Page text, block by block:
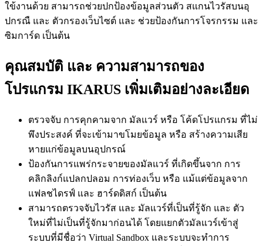
ใข้งานด้วย สามารถช่วยปกป้องข้อมูลส่วนตัว สแกนไวรัสบนอุ
ปกรณื และ ตัวกรองเว็บไซต์ และ ช่วยป้องกันการโจรกรรม และ
ซิมการ์ด เป็นต้น
คุณสมบัติ และ ความสามารถของ
โปรแกรม IKARUS เพิ่มเติมอย่างละเอียด
ตรวจจับ การคุกคามจาก มัลแวร์ หรือ โค้ดโปรแกรม ที่ไม่
พึงประสงค์ ที่จะเข้ามาขโมยข้อมูล หรือ สร้างความเสีย
หายแก่ข้อมูลบนอุปกรณ์
ป้องกันการแพร่กระจายของมัลแวร์ ที่เกิดขึ้นจาก การ
คลิกลิงก์แปลกปลอม การท่องเว็บ หรือ แม้แต่ข้อมูลจาก
แฟลชไดรฟ์ และ ฮาร์ดดิสก์ เป็นต้น
สามารถตรวจจับไวรัส และ มัลแวร์ที่เป็นที่รู้จัก และ ตัว
ใหม่ที่ไม่เป็นที่รู้จักมาก่อนได้ โดยแยกตัวมัลแวร์เข้าสู่
ระบบที่มีชื่อว่า Virtual Sandbox และระบบจะทำการ